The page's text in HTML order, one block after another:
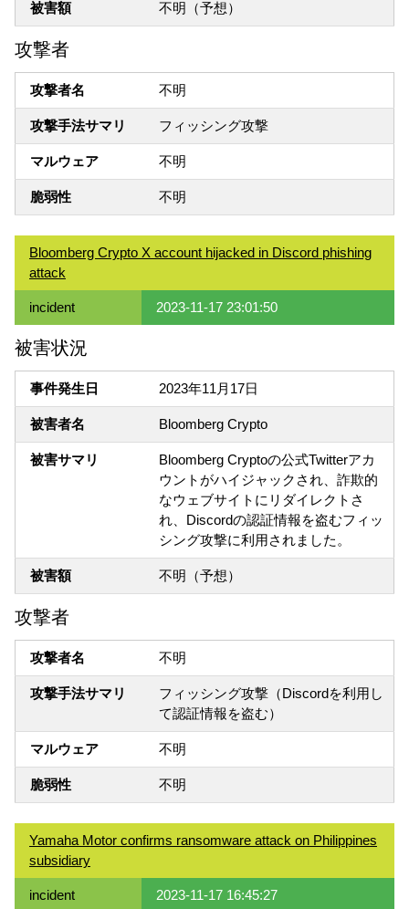
被害額 不明（予想）
攻撃者
攻撃者名 不明
攻撃手法サマリ フィッシング攻撃
マルウェア 不明
脆弱性 不明
Bloomberg Crypto X account hijacked in Discord phishing
attack
incident 2023-11-17 23:01:50
被害状況
事件発生日 2023年11月17日
被害者名 Bloomberg Crypto
被害サマリ
Bloomberg Cryptoの公式Twitterアカ
ウントがハイジャックされ、詐欺的
なウェブサイトにリダイレクトさ
れ、Discordの認証情報を盗むフィッ
シング攻撃に利用されました。
被害額 不明（予想）
攻撃者
攻撃者名 不明
攻撃手法サマリ
フィッシング攻撃（Discordを利用し
て認証情報を盗む）
マルウェア 不明
脆弱性 不明
Yamaha Motor confirms ransomware attack on Philippines
subsidiary
incident 2023-11-17 16:45:27